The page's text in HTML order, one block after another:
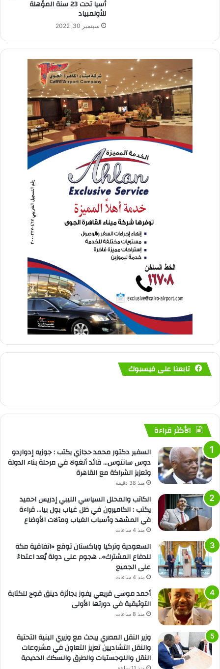
أسيا تحت 23 سنة المؤهلة
للأولمبياد
سبتمبر 30, 2022
تابعنا على فيسبوك
الأكثر قراءة
السفير دكتور محمد حجازي يكتب : جوزيه إدواردو
دوس سانتوس… قائد أنغولا في مرحلة بناء الدولة
وتعزيز الشراكة مع القاهرة
منذ 38 دقيقة
الكاتب والمحلل السياسي الليبي إدريس احميد
يكتب : الكاميرون في ظل غياب بول بيا… قراءة
في المشهد وأسباب الغياب ومآلات الأوضاع
منذ 4 ساعات
السعودية وتركيا وباكستان توقع «اتفاقية مكة
للدفاع المشترك».. هجوم على دولة يُعد اعتداءً
على الجميع
منذ 4 ساعات
أحمد موسى قريعي يفوز بجائزة دينق قوج للكتابة
التوثيقية في دورتها الأولى
منذ 8 ساعات
وزير النقل المصري يبحث مع وزيري البنية التحتية
والنقل التشاديين تعزيز التعاون في مشروعات
النقل واللوجستيات والطرق والسكك الحديدية